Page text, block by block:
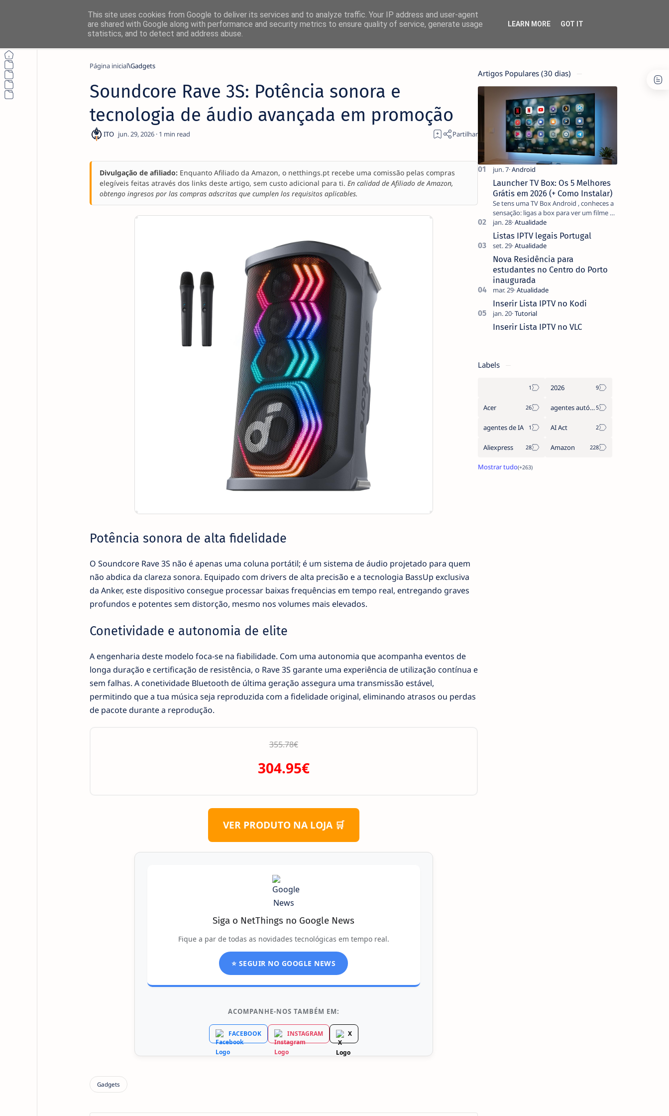
Página inicial Gadgets
Soundcore Rave 3S: Potência sonora e
tecnologia de áudio avançada em promoção
1
Divulgação de afiliado:Enquanto Afiliado da Amazon, o netthings.pt recebe uma comissão pelas compras
elegíveis feitas através dos links deste artigo, sem custo adicional para ti. En calidad de Afiliado de Amazon,
obtengo ingresos por las compras adscritas que cumplen los requisitos aplicables.
Potência sonora de alta fidelidade
O Soundcore Rave 3S não é apenas uma coluna portátil; é um sistema de áudio projetado para quem
não abdica da clareza sonora. Equipado com drivers de alta precisão e a tecnologia BassUp exclusiva
da Anker, este dispositivo consegue processar baixas frequências em tempo real, entregando graves
profundos e potentes sem distorção, mesmo nos volumes mais elevados.
Conetividade e autonomia de elite
A engenharia deste modelo foca-se na fiabilidade. Com uma autonomia que acompanha eventos de
longa duração e certificação de resistência, o Rave 3S garante uma experiência de utilização contínua e
sem falhas. A conetividade Bluetooth de última geração assegura uma transmissão estável,
permitindo que a tua música seja reproduzida com a fidelidade original, eliminando atrasos ou perdas
de pacote durante a reprodução.
355.78€
304.95€
VER PRODUTO NA LOJA 🛒
Siga o NetThings no Google News
Fique a par de todas as novidades tecnológicas em tempo real.
⭐ SEGUIR NO GOOGLE NEWS
ACOMPANHE-NOS TAMBÉM EM:
FACEBOOK INSTAGRAM X
Artigos Populares (30 dias)
Launcher TV Box: Os 5 Melhores
Grátis em 2026 (+ Como Instalar)
Se tens uma TV Box Android , conheces a
sensação: ligas a box para ver um filme e
o ecrã inicial está coberto de sugestões
que não pediste, ban…
Listas IPTV legais Portugal
Nova Residência para
estudantes no Centro do Porto
inaugurada
Inserir Lista IPTV no Kodi
Inserir Lista IPTV no VLC
Labels
2026
Acer agentes autónomos
agentes de IA AI Act
Aliexpress Amazon
This site uses cookies from Google to deliver its services and to analyze traffic. Your IP address and user-agent
are shared with Google along with performance and security metrics to ensure quality of service, generate usage
statistics, and to detect and address abuse.
LEARN MORE GOT IT